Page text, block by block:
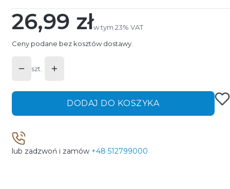
Cena
26,99 złw tym 23% VAT
w tym 23% VAT
Ceny podane bez kosztów dostawy.
szt.
DODAJ DO KOSZYKA
lub zadzwoń i zamów +48 512799000